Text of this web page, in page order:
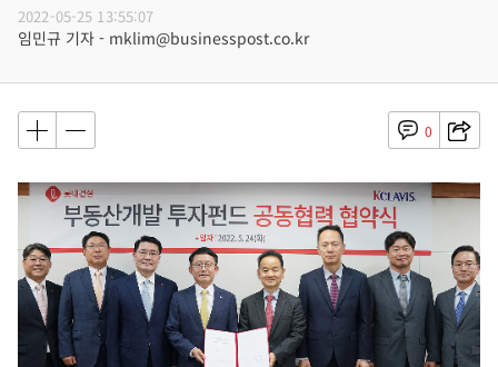
2022-05-25 13:55:07
임민규 기자 - mklim@businesspost.co.kr
0